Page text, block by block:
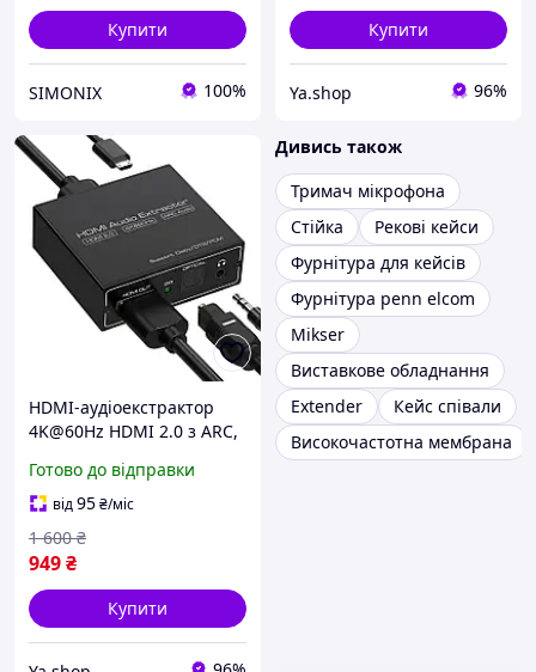
Купити
SIMONIX 100%
Купити
Ya.shop 96%
HDMI-аудіоекстрактор
4K@60Hz HDMI 2.0 з ARC,
мм, Dolby/DTS/PCM
Готово до відправки
від95₴/міс
949₴
1 600 ₴
Купити
Дивись також
Тримач мікрофона
Стійка
Рекові кейси
Фурнітура для кейсів
Фурнітура penn elcom
Mikser
Виставкове обладнання
Extender
Кейс співали
Високочастотна мембрана